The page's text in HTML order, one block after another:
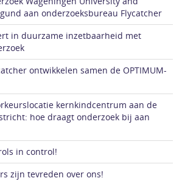
aan onderzoeksbureau Flycatcher
in duurzame inzetbaarheid met
ontwikkelen samen de OPTIMUM-
kernkindcentrum aan de
hoe draagt onderzoek bij aan
in control!
zijn tevreden over ons!